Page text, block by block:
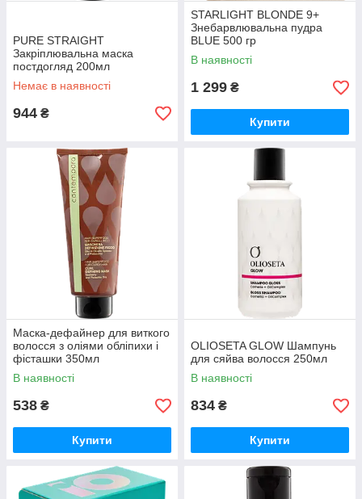
PURE STRAIGHT
Закріплювальна маска
постдогляд 200мл
Немає в наявності
944 ₴
STARLIGHT BLONDE 9+
Знебарвлювальна пудра
BLUE 500 гр
В наявності
1 299 ₴
Купити
Маска-дефайнер для виткого
волосся з оліями обліпихи і
фісташки 350мл
В наявності
538 ₴
Купити
OLIOSETA GLOW Шампунь
для сяйва волосся 250мл
В наявності
834 ₴
Купити